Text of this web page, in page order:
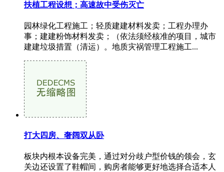
扶植工程设想；高速故中受伤灭亡
园林绿化工程施工；轻质建建材料发卖；工程办理办
事；建建粉饰材料发卖；（依法须经核准的项目，城市
建建垃圾措置（清运）。地质灾祸管理工程施工...
打大四房、奢阔双从卧
板块内根本设备完美，通过对分歧户型价钱的领会，玄
关边还设置了鞋帽间，购房者能够更好地选择合适本人